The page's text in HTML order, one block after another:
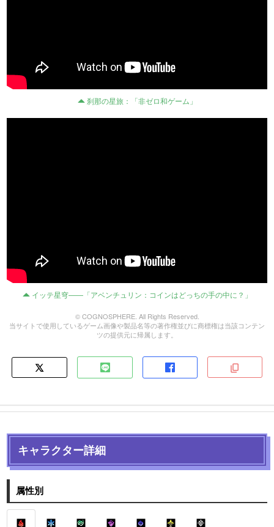
刹那の星旅：「非ゼロ和ゲーム」
イッテ星穹——「アベンチュリン：コインはどっちの手の中に？」
© COGNOSPHERE. All Rights Reserved.
当サイトで使用しているゲーム画像や製品名等の著作権並びに商標権は当該コンテン
ツの提供元に帰属します。
キャラクター詳細
属性別